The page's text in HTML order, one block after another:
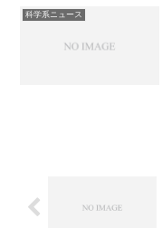
科学系ニュース